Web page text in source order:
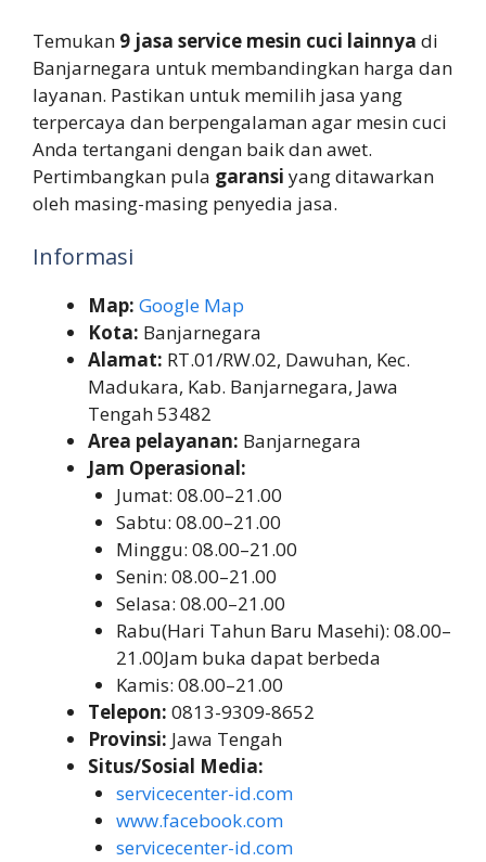
Temukan 9 jasa service mesin cuci lainnya di
Banjarnegara untuk membandingkan harga dan
layanan. Pastikan untuk memilih jasa yang
terpercaya dan berpengalaman agar mesin cuci
Anda tertangani dengan baik dan awet.
Pertimbangkan pula garansi yang ditawarkan
oleh masing-masing penyedia jasa.
Informasi
Map: Google Map
Kota: Banjarnegara
Alamat: RT.01/RW.02, Dawuhan, Kec.
Madukara, Kab. Banjarnegara, Jawa
Tengah 53482
Area pelayanan: Banjarnegara
Jam Operasional:
Jumat: 08.00–21.00
Sabtu: 08.00–21.00
Minggu: 08.00–21.00
Senin: 08.00–21.00
Selasa: 08.00–21.00
Rabu(Hari Tahun Baru Masehi): 08.00–
21.00Jam buka dapat berbeda
Kamis: 08.00–21.00
Telepon: 0813-9309-8652
Provinsi: Jawa Tengah
Situs/Sosial Media:
servicecenter-id.com
www.facebook.com
servicecenter-id.com